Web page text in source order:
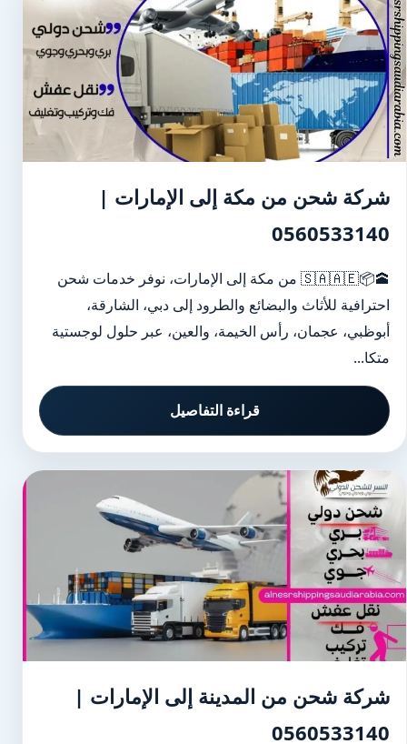
شركة شحن من مكة إلى الإمارات |
0560533140
🕋📦🇸🇦🇦🇪 من مكة إلى الإمارات، نوفر خدمات شحن
احترافية للأثاث والبضائع والطرود إلى دبي، الشارقة،
أبوظبي، عجمان، رأس الخيمة، والعين، عبر حلول لوجستية
متكا...
قراءة التفاصيل
شركة شحن من المدينة إلى الإمارات |
0560533140